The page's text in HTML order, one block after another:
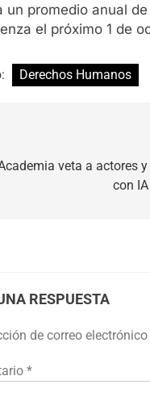
un promedio anual
el próximo 1 de
Derechos Humanos
veta a actores
con
RESPUESTA
de correo
*